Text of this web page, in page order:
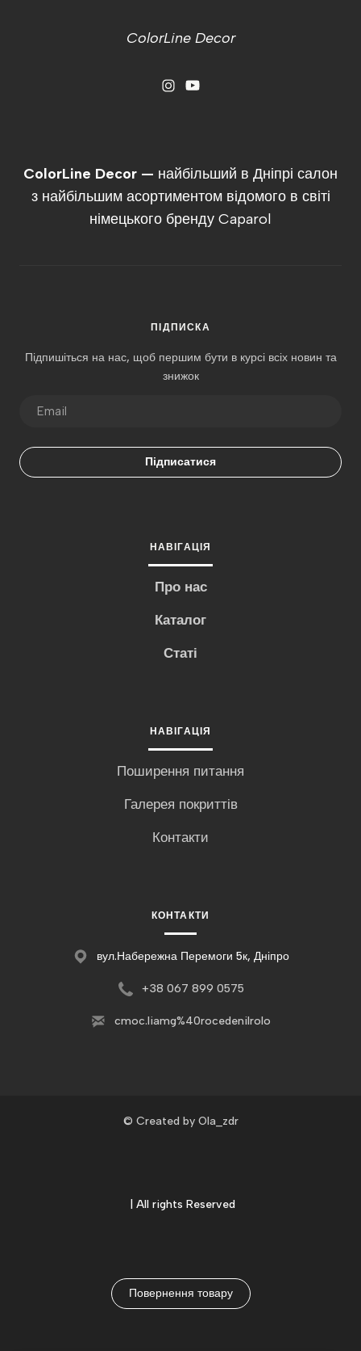
ColorLine Decor
ColorLine Decor — найбільший в Дніпрі салон
з найбільшим асортиментом відомого в світі
німецького бренду Caparol
ПІДПИСКА
Підпишіться на нас, щоб першим бути в курсі всіх новин та
знижок
Підписатися
НАВІГАЦІЯ
Про нас
Каталог
Статі
НАВІГАЦІЯ
Поширення питання
Галерея покриттів
Контакти
КОНТАКТИ
вул.Набережна Перемоги 5к, Дніпро
+38 067 899 0575
cmoc.liamg%40rocedenilrolo
© Created by Ola_zdr
| All rights Reserved
Повернення товару